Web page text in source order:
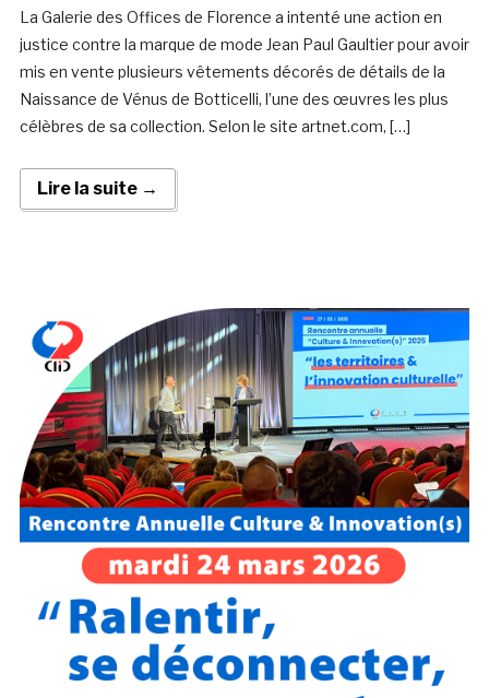
La Galerie des Offices de Florence a intenté une action en
justice contre la marque de mode Jean Paul Gaultier pour avoir
mis en vente plusieurs vêtements décorés de détails de la
Naissance de Vénus de Botticelli, l’une des œuvres les plus
célèbres de sa collection. Selon le site artnet.com, […]
Lire la suite →